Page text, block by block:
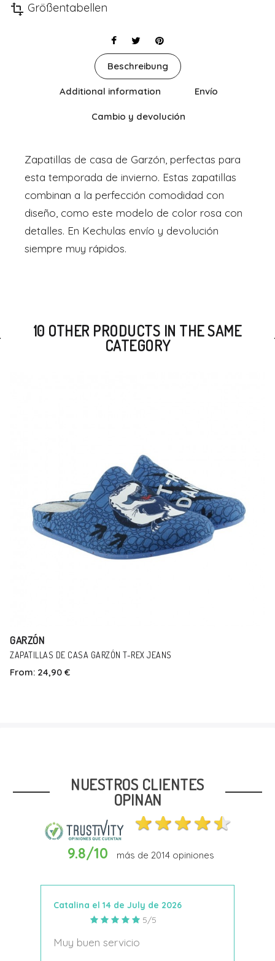
transform Größentabellen
Beschreibung
Additional information Envío
Cambio y devolución
Zapatillas de casa de Garzón, perfectas para
esta temporada de invierno. Estas zapatillas
combinan a la perfección comodidad con
diseño, como este modelo de color rosa con
detalles. En Kechulas envío y devolución
siempre muy rápidos.
10 OTHER PRODUCTS IN THE SAME
CATEGORY
GARZÓN
ZAPATILLAS DE CASA GARZÓN T-REX JEANS
From: 24,90 €
NUESTROS CLIENTES
OPINAN
9.8/10 más de 2014opiniones
Catalina el 14 de July de 2026
5/5
Muy buen servicio